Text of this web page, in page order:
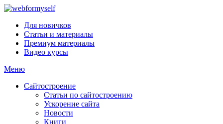
Для новичков
Статьи и материалы
Премиум материалы
Видео курсы
Меню
Сайтостроение
Статьи по сайтостроению
Ускорение сайта
Новости
Книги